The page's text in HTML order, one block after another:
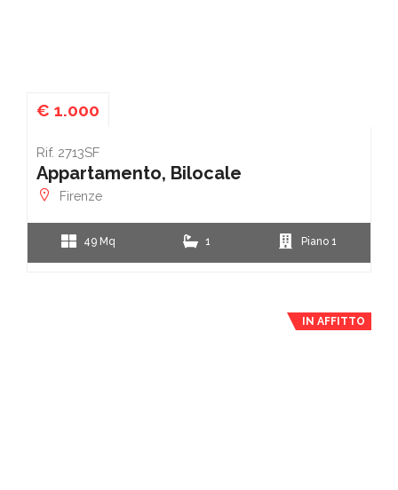
€ 1.000
Rif. 2713SF
Appartamento, Bilocale
Firenze
49 Mq 1 Piano 1
IN AFFITTO